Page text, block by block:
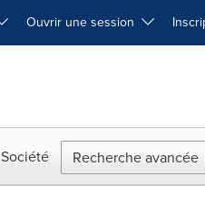
Ouvrir une session
Société Recherche avancée